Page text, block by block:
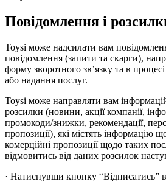
Повідомлення і
Toysi може надсилати вам
повідомлення (запити та скарги),
форму зворотного зв’язку та в
або надання послуг.
Toysi може направляти вам
розсилки (новини, акції компанії,
промокоди/знижки, рекомендації,
пропозиції), які містять інформацію
комерційні пропозиції щодо таких
відмовитись від даних розсилок
· Натиснувши кнопку “Відписатись”